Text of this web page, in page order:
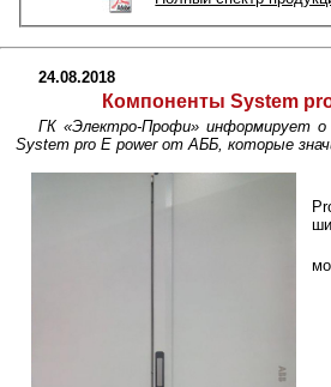
24.08.2018
Компоненты System
ГК «Электро-Профи» информирует
System pro E power от АББ, которые